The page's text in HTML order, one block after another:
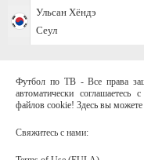
Ульсан Хёндэ
Сеул
Футбол по ТВ - Все права
автоматически соглашаетесь
файлов cookie! Здесь вы
Свяжитесь с нами: